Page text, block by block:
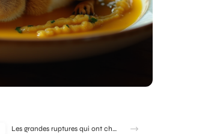
Les grandes ruptures qui ont changé la dynastie des rois de France